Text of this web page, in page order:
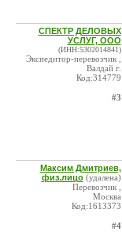
СПЕКТР ДЕЛОВЫХ
УСЛУГ, ООО
(ИНН:5302014841)
Экспедитор-перевозчик ,
Валдай г.
Код:314779
#3
Максим Дмитриев,
физ.лицо (удалена)
Перевозчик ,
Москва
Код:1613373
#4